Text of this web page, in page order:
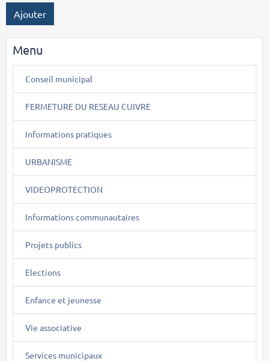
Ajouter
Menu
Conseil municipal
FERMETURE DU RESEAU CUIVRE
Informations pratiques
URBANISME
VIDEOPROTECTION
Informations communautaires
Projets publics
Elections
Enfance et jeunesse
Vie associative
Services municipaux